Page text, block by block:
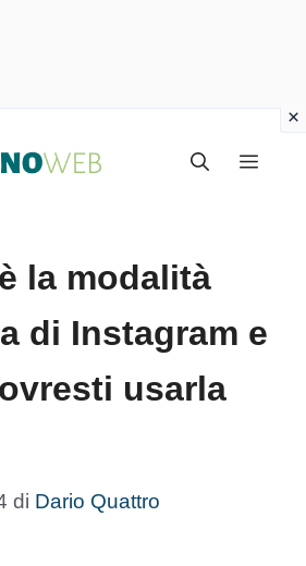
Menu
la modalità
di Instagram e
usarla
di Dario Quattro